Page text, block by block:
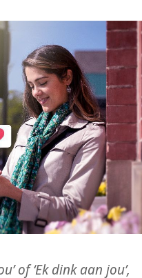
of ‘Ek dink aan jou’,